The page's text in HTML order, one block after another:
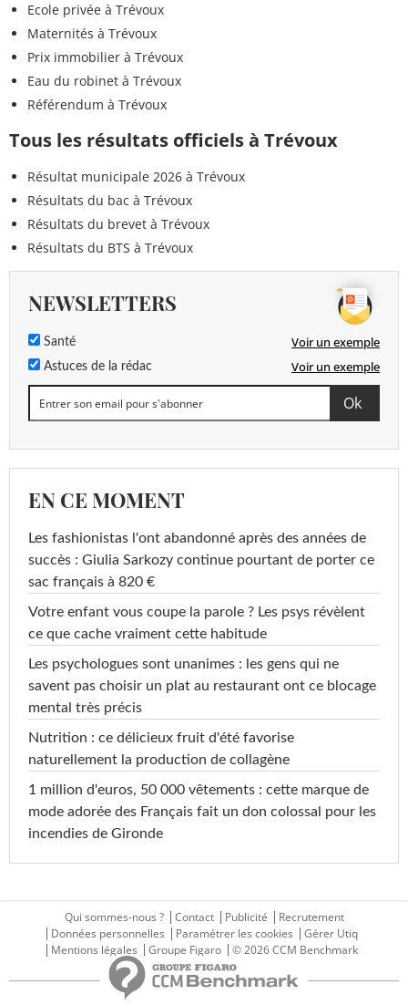
Ecole privée à Trévoux
Maternités à Trévoux
Prix immobilier à Trévoux
Eau du robinet à Trévoux
Référendum à Trévoux
Tous les résultats officiels à Trévoux
Résultat municipale 2026 à Trévoux
Résultats du bac à Trévoux
Résultats du brevet à Trévoux
Résultats du BTS à Trévoux
NEWSLETTERS
Santé Voir un exemple
Astuces de la rédac Voir un exemple
EN CE MOMENT
Les fashionistas l'ont abandonné après des années de
succès : Giulia Sarkozy continue pourtant de porter ce
sac français à 820 €
Votre enfant vous coupe la parole ? Les psys révèlent
ce que cache vraiment cette habitude
Les psychologues sont unanimes : les gens qui ne
savent pas choisir un plat au restaurant ont ce blocage
mental très précis
Nutrition : ce délicieux fruit d'été favorise
naturellement la production de collagène
1 million d'euros, 50 000 vêtements : cette marque de
mode adorée des Français fait un don colossal pour les
incendies de Gironde
Qui sommes-nous ? Contact Publicité
Recrutement
Données personnelles
Paramétrer les cookies
Gérer Utiq
Mentions légales
Groupe Figaro © 2026 CCM Benchmark